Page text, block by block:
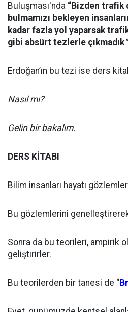
Buluşması'nda “Bizden trafik
bulmamızı bekleyen
kadar fazla yol yaparsak trafik
gibi absürt tezlerle çıkmadık"
Erdoğan’ın bu tezi ise ders
Nasıl mı?
Gelin bir bakalım.
DERS KİTABI
Bilim insanları hayatı
Bu gözlemlerini
Sonra da bu teorileri, ampirik
geliştirirler.
Bu teorilerden bir tanesi de “